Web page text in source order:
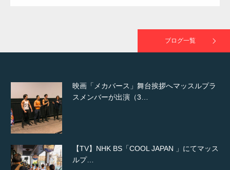
ブログ一覧
スメンバーが出演（3…
ルプ…